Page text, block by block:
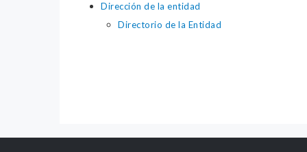
Dirección de la entidad
Directorio de la Entidad